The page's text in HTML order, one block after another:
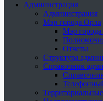
Администрация
Администрация
Мэр города Орла
Мэр
Отчеты
Структура
Справочник